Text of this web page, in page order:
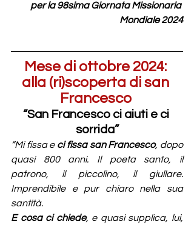
per la 98sima Giornata Missionaria
Mondiale 2024
Mese di ottobre 2024:
alla (ri)scoperta di san
Francesco
“San Francesco ci aiuti e ci
sorrida”
“Mi fissa e ci fissa san Francesco, dopo
quasi 800 anni. Il poeta santo, il
patrono, il piccolino, il giullare.
Imprendibile e pur chiaro nella sua
santità.
E cosa ci chiede, e quasi supplica, lui,